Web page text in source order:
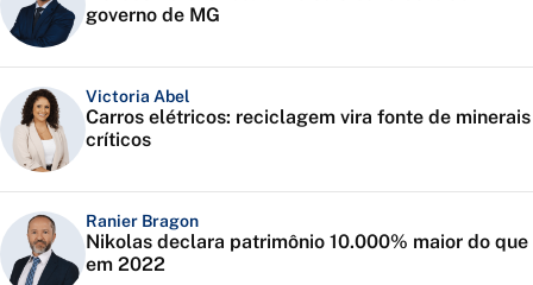
governo de MG
Victoria Abel
Carros elétricos: reciclagem vira fonte de minerais
críticos
Ranier Bragon
Nikolas declara patrimônio 10.000% maior do que
em 2022